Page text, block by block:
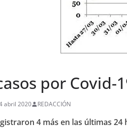
por Covid-
abril 2020 REDACCIÓN
4 más en las últimas